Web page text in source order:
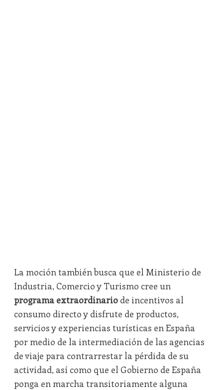
La moción también busca que el Ministerio de
Industria, Comercio y Turismo cree un
programa extraordinariode incentivos al
consumo directo y disfrute de productos,
servicios y experiencias turísticas en España
por medio de la intermediación de las agencias
de viaje para contrarrestar la pérdida de su
actividad, así como que el Gobierno de España
ponga en marcha transitoriamente alguna